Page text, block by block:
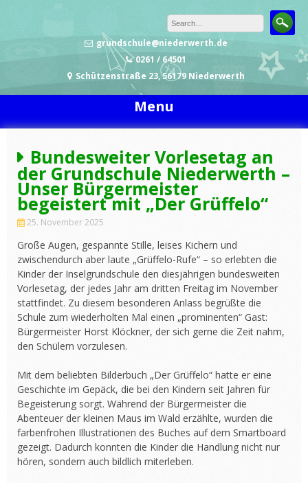
grundschule@niederwerth.de
0261 / 64501
Schützenstraße 23, 56179 Niederwerth
Menu
Bundesweiter Vorlesetag an
der Grundschule Niederwerth –
Unser Bürgermeister
begeistert mit „Der Grüffelo“
25. November 2025
Große Augen, gespannte Stille, leises Kichern und
zwischendurch aber laute „Grüffelo-Rufe“ – so erlebten die
Kinder der Inselgrundschule den diesjährigen bundesweiten
Vorlesetag, der jedes Jahr am dritten Freitag im November
stattfindet. Zu diesem besonderen Anlass begrüßte die
Schule zum wiederholten Mal einen „prominenten“ Gast:
Bürgermeister Horst Klöckner, der sich gerne die Zeit nahm,
den Schülern vorzulesen.
Mit dem beliebten Bilderbuch „Der Grüffelo“ hatte er eine
Geschichte im Gepäck, die bei den Kindern seit Jahren für
Begeisterung sorgt. Während der Bürgermeister die
Abenteuer der kleinen Maus im Wald erzählte, wurden die
farbenfrohen Illustrationen des Buches auf dem Smartboard
gezeigt. Dadurch konnten die Kinder die Handlung nicht nur
hören, sondern auch bildlich miterleben.